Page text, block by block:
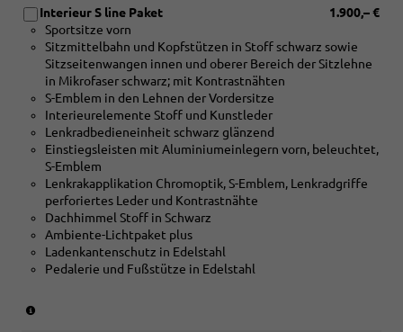
kreuzgebürstet
oder
[5TF]
Dekoreinlage
Holz
Amerikanischer
Tulpenbaum
silberbeige
oder
[5TK]
Dekoreinlage
Holz
Amerikanischer
Tulpenbaum
anthrazit)
Paket
1.900,– €
Interieur S line Paket
Sportsitze vorn
Sitzmittelbahn und Kopfstützen in Stoff schwarz sowie
Sitzseitenwangen innen und oberer Bereich der Sitzlehne
in Mikrofaser schwarz; mit Kontrastnähten
S-Emblem in den Lehnen der Vordersitze
Interieurelemente Stoff und Kunstleder
Lenkradbedieneinheit schwarz glänzend
Einstiegsleisten mit Aluminiumeinlegern vorn, beleuchtet,
S-Emblem
Lenkrakapplikation Chromoptik, S-Emblem, Lenkradgriffe
perforiertes Leder und Kontrastnähte
Dachhimmel Stoff in Schwarz
Ambiente-Lichtpaket plus
Ladenkantenschutz in Edelstahl
Pedalerie und Fußstütze in Edelstahl